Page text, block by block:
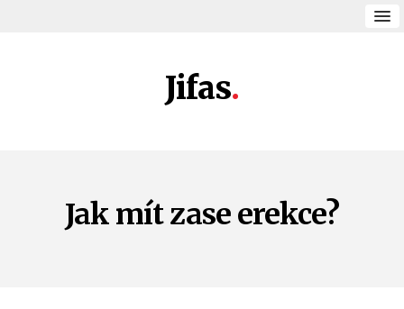
Jifas
Jak mít zase erekce?